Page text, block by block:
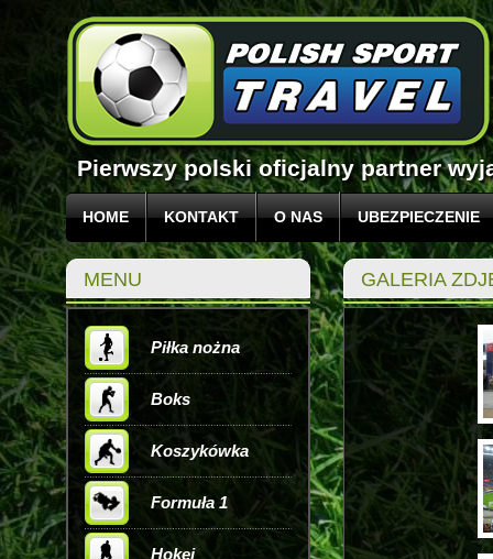
Pierwszy polski oficjalny partner
HOME KONTAKT O NAS UBEZPIECZENIE
MENU
Piłka nożna
Boks
Koszykówka
Formuła 1
Hokej
GALERIA